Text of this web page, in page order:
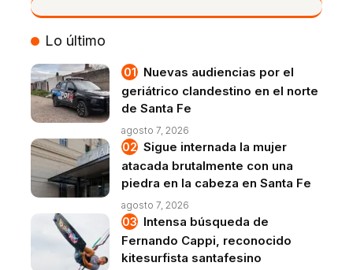
VIVO
Lo último
Nuevas audiencias por el
geriátrico clandestino en el norte
de Santa Fe
agosto 7, 2026
Sigue internada la mujer
atacada brutalmente con una
piedra en la cabeza en Santa Fe
agosto 7, 2026
Intensa búsqueda de
Fernando Cappi, reconocido
kitesurfista santafesino